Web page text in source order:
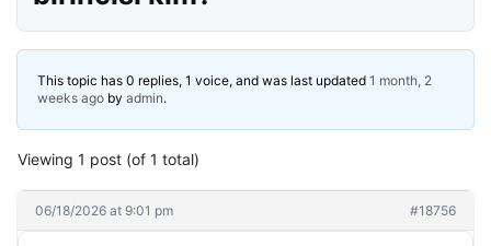
This topic has 0 replies, 1 voice, and was last updated 1 month, 2
weeks ago by admin.
Viewing 1 post (of 1 total)
06/18/2026 at 9:01 pm #18756